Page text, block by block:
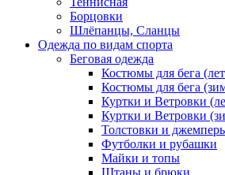
Борцовки
Шлёпанцы, Сланцы
Одежда по видам спорта
Беговая одежда
Костюмы для бега
Костюмы для бега
Куртки и Ветровки
Куртки и Ветровки
Толстовки и
Футболки и рубашки
Майки и топы
Штаны и брюки